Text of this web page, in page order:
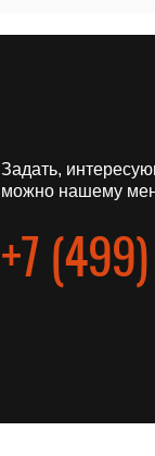
Задать,
можно нашему
+7